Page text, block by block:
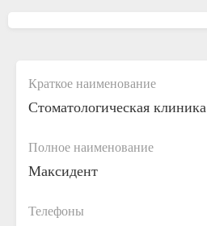
Краткое наименование
Стоматологическая клиника
Полное наименование
Максидент
Телефоны